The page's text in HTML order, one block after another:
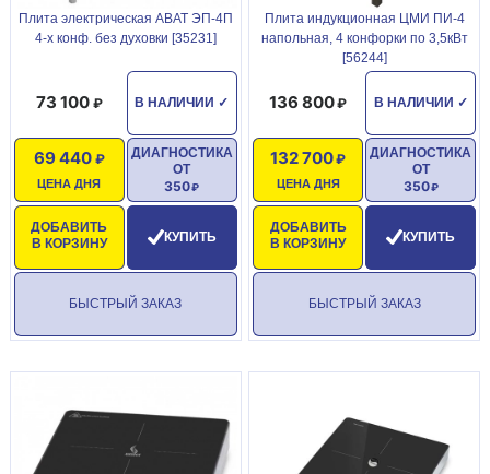
Плита электрическая ABAT ЭП-4П
4-х конф. без духовки [35231]
В НАЛИЧИИ ✓
73 100
ЦЕНА ДНЯ
69 440
ДОБАВИТЬ
В КОРЗИНУ
ДИАГНОСТИКА
ОТ
350
КУПИТЬ
БЫСТРЫЙ ЗАКАЗ
Плита индукционная ЦМИ ПИ-4
напольная, 4 конфорки по 3,5кВт
[56244]
В НАЛИЧИИ ✓
136 800
ЦЕНА ДНЯ
132 700
ДОБАВИТЬ
В КОРЗИНУ
ДИАГНОСТИКА
ОТ
350
КУПИТЬ
БЫСТРЫЙ ЗАКАЗ